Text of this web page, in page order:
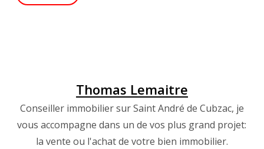
Thomas Lemaitre
Conseiller immobilier sur Saint André de Cubzac, je
vous accompagne dans un de vos plus grand projet:
la vente ou l'achat de votre bien immobilier.